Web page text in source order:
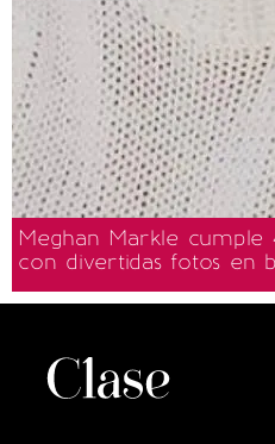
Meghan Markle
con divertidas fotos en